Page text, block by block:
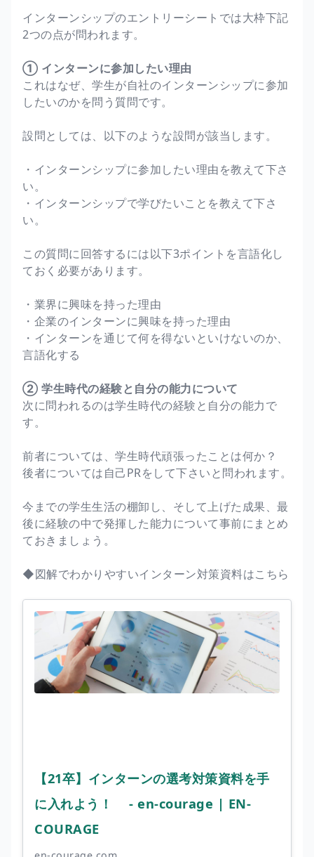
インターンシップのエントリーシートでは大枠下記
2つの点が問われます。
➀ インターンに参加したい理由
これはなぜ、学生が自社のインターンシップに参加
したいのかを問う質問です。
設問としては、以下のような設問が該当します。
・インターンシップに参加したい理由を教えて下さ
い。
・インターンシップで学びたいことを教えて下さ
い。
この質問に回答するには以下3ポイントを言語化し
ておく必要があります。
・業界に興味を持った理由
・企業のインターンに興味を持った理由
・インターンを通じて何を得ないといけないのか、
言語化する
② 学生時代の経験と自分の能力について
次に問われるのは学生時代の経験と自分の能力で
す。
前者については、学生時代頑張ったことは何か？
後者については自己PRをして下さいと問われます。
今までの学生生活の棚卸し、そして上げた成果、最
後に経験の中で発揮した能力について事前にまとめ
ておきましょう。
◆図解でわかりやすいインターン対策資料はこちら
【21卒】インターンの選考対策資料を手
に入れよう！ - en-courage | EN-
COURAGE